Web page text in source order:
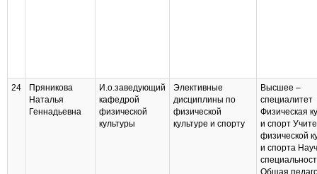
24
Пряникова
Наталья
Геннадьевна
И.о.заведующий
кафедрой
физической
культуры
Элективные
дисциплины по
физической
культуре и спорту
Высшее –
специалитет
Физическая
и спорт
физической
и спорта
Общая